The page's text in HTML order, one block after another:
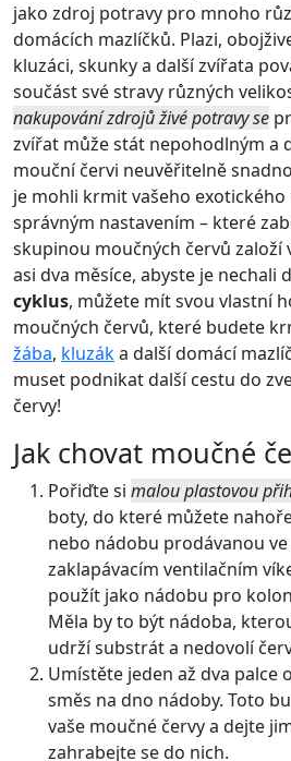
jako zdroj potravy pro mnoho
domácích mazlíčků. Plazi,
kluzáci, skunky a další zvířata
součást své stravy různých
nakupování zdrojů živé potravy se
zvířat může stát nepohodlným a
mouční červi neuvěřitelně
je mohli krmit vašeho exotického
správným nastavením – které
skupinou moučných červů založí
asi dva měsíce, abyste je nechali
cyklus, můžete mít svou vlastní
moučných červů, které budete
žába, kluzáka další domácí
muset podnikat další cestu do
červy!
Jak chovat moučné
Pořiďte si malou plastovou
boty, do které můžete
nebo nádobu prodávanou
zaklapávacím ventilačním
použít jako nádobu pro
Měla by to být nádoba,
udrží substrát a nedovolí
Umístěte jeden až dva palce
směs na dno nádoby. Toto
vaše moučné červy a dejte
zahrabejte se do nich.